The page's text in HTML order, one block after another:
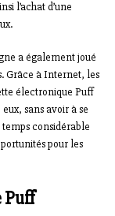
l’achat d’une
a également joué
Grâce à Internet, les
électronique Puff
sans avoir à se
considérable
pour les
Puff